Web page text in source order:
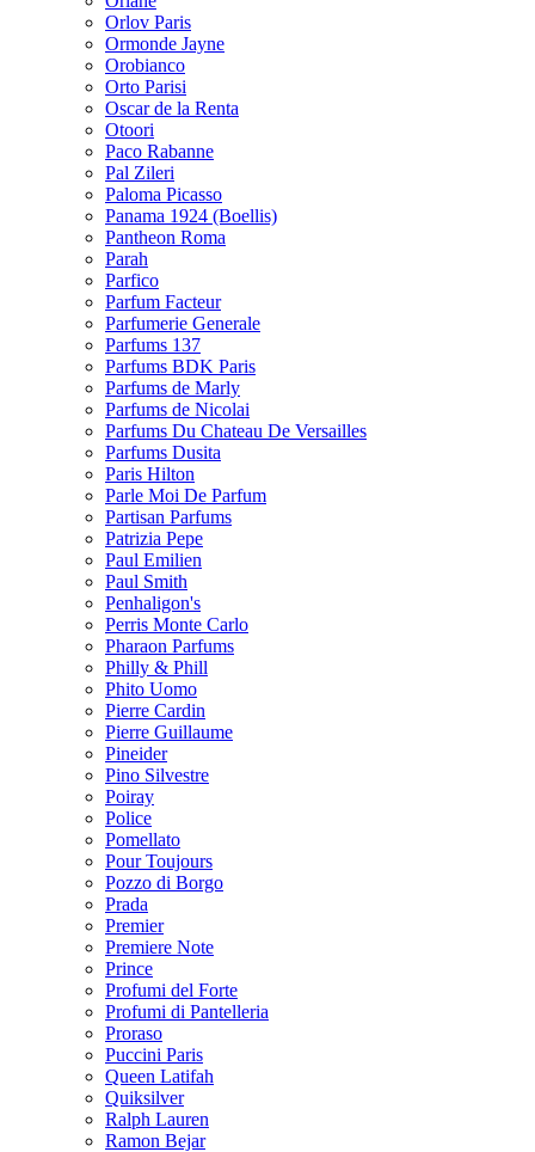
Orlov Paris
Ormonde Jayne
Orobianco
Orto Parisi
Oscar de la Renta
Otoori
Paco Rabanne
Pal Zileri
Paloma Picasso
Panama 1924 (Boellis)
Pantheon Roma
Parah
Parfico
Parfum Facteur
Parfumerie Generale
Parfums 137
Parfums BDK Paris
Parfums de Marly
Parfums de Nicolai
Parfums Du Chateau De Versailles
Parfums Dusita
Paris Hilton
Parle Moi De Parfum
Partisan Parfums
Patrizia Pepe
Paul Emilien
Paul Smith
Penhaligon's
Perris Monte Carlo
Pharaon Parfums
Philly & Phill
Phito Uomo
Pierre Cardin
Pierre Guillaume
Pineider
Pino Silvestre
Poiray
Police
Pomellato
Pour Toujours
Pozzo di Borgo
Prada
Premier
Premiere Note
Prince
Profumi del Forte
Profumi di Pantelleria
Proraso
Puccini Paris
Queen Latifah
Quiksilver
Ralph Lauren
Ramon Bejar